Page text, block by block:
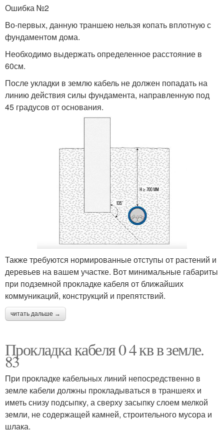
Ошибка №2
Во-первых, данную траншею нельзя копать вплотную с
фундаментом дома.
Необходимо выдержать определенное расстояние в
60см.
После укладки в землю кабель не должен попадать на
линию действия силы фундамента, направленную под
45 градусов от основания.
Также требуются нормированные отступы от растений и
деревьев на вашем участке. Вот минимальные габариты
при подземной прокладке кабеля от ближайших
коммуникаций, конструкций и препятствий.
читать дальше →
Прокладка кабеля 0 4 кв в земле.
83
При прокладке кабельных линий непосредственно в
земле кабели должны прокладываться в траншеях и
иметь снизу подсыпку, а сверху засыпку слоем мелкой
земли, не содержащей камней, строительного мусора и
шлака.